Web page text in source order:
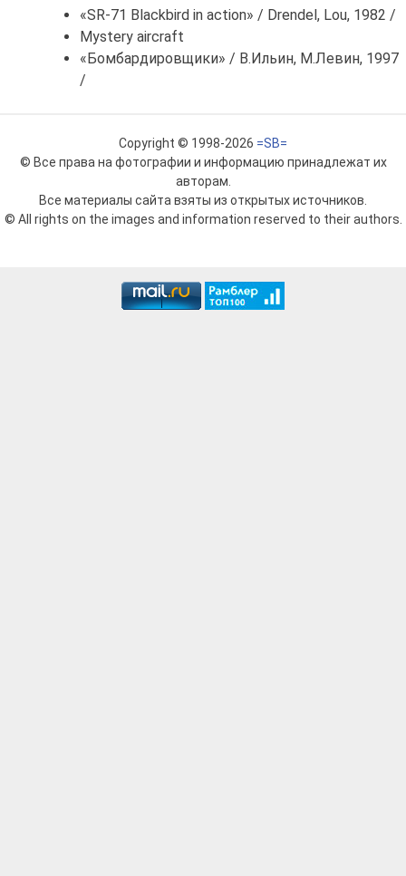
«SR-71 Blackbird in action» / Drendel, Lou, 1982 /
Mystery aircraft
«Бомбардировщики» / В.Ильин, М.Левин, 1997
/
Copyright © 1998-2026 =SB=
© Все права на фотографии и информацию принадлежат их
авторам.
Все материалы сайта взяты из открытых источников.
© All rights on the images and information reserved to their authors.